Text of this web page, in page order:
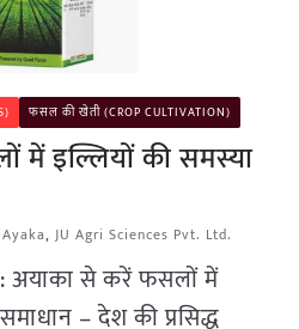
फसल की खेती (CROP CULTIVATION)
इल्लियों की समस्या
Ayaka, JU Agri Sciences Pvt. Ltd.
अयाका से करें फसलों में
– देश की प्रसिद्ध